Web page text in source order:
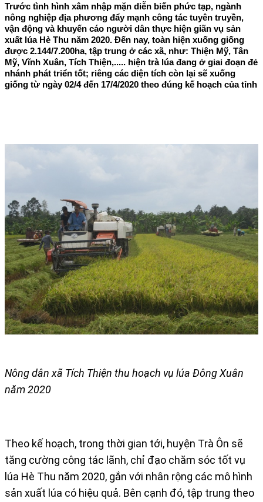
Trước tình hình xâm nhập mặn diễn biến phức tạp, ngành
nông nghiệp địa phương đẩy mạnh công tác tuyên truyền,
vận động và khuyến cáo người dân thực hiện giãn vụ sản
xuất lúa Hè Thu năm 2020. Đến nay, toàn hiện xuống giống
được 2.144/7.200ha, tập trung ở các xã, như: Thiện Mỹ, Tân
Mỹ, Vĩnh Xuân, Tích Thiện,..... hiện trà lúa đang ở giai đoạn đẻ
nhánh phát triển tốt; riêng các diện tích còn lại sẽ xuống
giống từ ngày 02/4 đến 17/4/2020 theo đúng kế hoạch của tỉnh
Nông dân xã Tích Thiện thu hoạch vụ lúa Đông Xuân
năm 2020
Theo kế hoạch, trong thời gian tới, huyện Trà Ôn sẽ
tăng cường công tác lãnh, chỉ đạo chăm sóc tốt vụ
lúa Hè Thu năm 2020, gắn với nhân rộng các mô hình
sản xuất lúa có hiệu quả. Bên cạnh đó, tập trung theo